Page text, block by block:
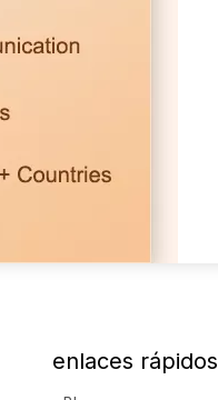
enlaces rápidos